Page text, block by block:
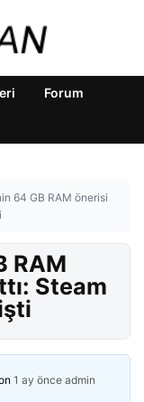
Forum
64 GB RAM önerisi
RAM
Steam
1 ay önce admin